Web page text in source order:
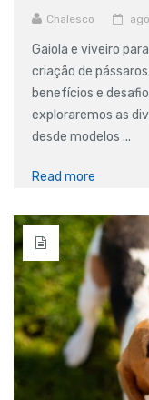
Chalesco
Gaiola e viveiro
criação de
benefícios e
exploraremos as
desde modelos ...
Read more